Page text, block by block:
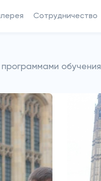
Сотрудничество
обучения